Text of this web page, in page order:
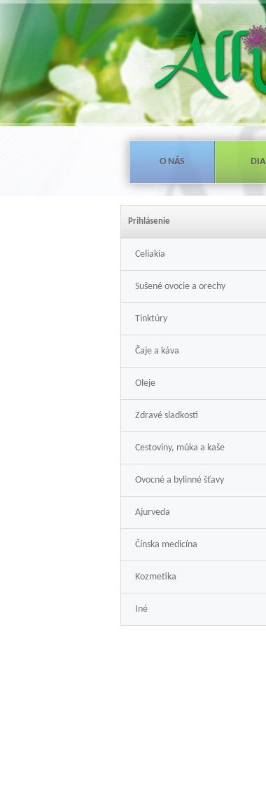
O NÁS DIA
Prihlásenie
Celiakia
Sušené ovocie a orechy
Tinktúry
Čaje a káva
Oleje
Zdravé sladkosti
Cestoviny, múka a kaše
Ovocné a bylinné šťavy
Ajurveda
Čínska medicína
Kozmetika
Iné